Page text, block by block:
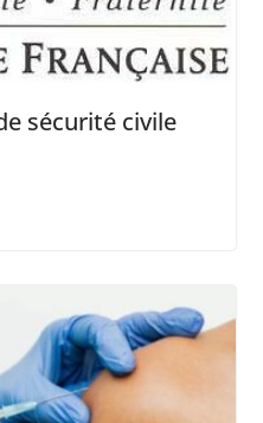
sécurité civile